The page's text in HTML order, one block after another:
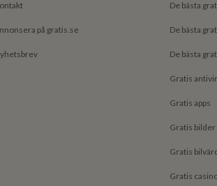
på gratis.se
Gratis
Gratis apps
Gratis bilder
Gratis
Gratis